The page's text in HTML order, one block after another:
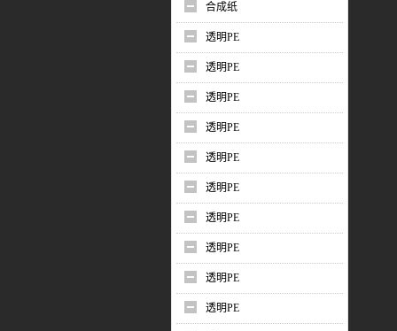
合成纸
透明PE
透明PE
透明PE
透明PE
透明PE
透明PE
透明PE
透明PE
透明PE
透明PE